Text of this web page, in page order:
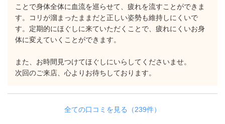
ことで身体全体に血流を巡らせて、疲れを流すことができま
す。コリが溜まったままだと正しい姿勢も維持しにくいで
す。定期的にほぐしに来ていただくことで、疲れにくいお身
体に変えていくことができます。
また、お時間見つけてほぐしにいらしてくださいませ。
次回のご来店、心よりお待ちしております。
全ての口コミを見る（239件）